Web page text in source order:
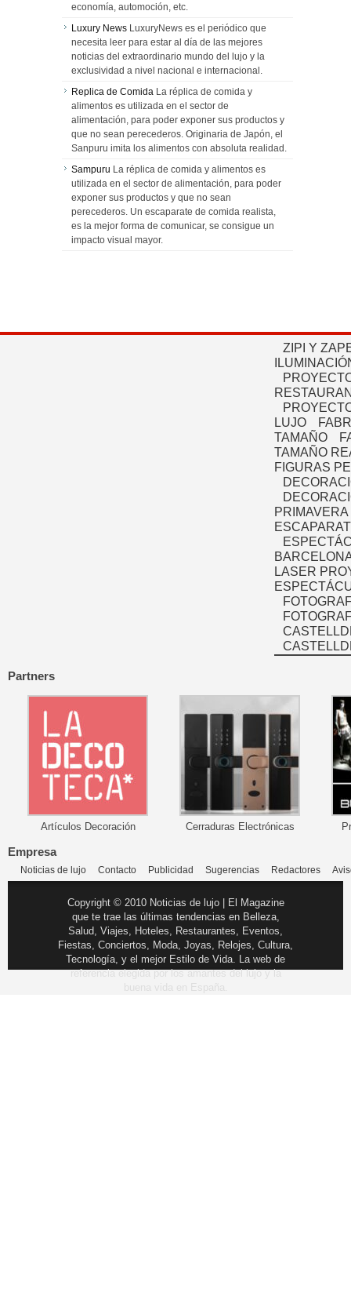
economía, automoción, etc.
Luxury News LuxuryNews es el periódico que
necesita leer para estar al día de las mejores
noticias del extraordinario mundo del lujo y la
exclusividad a nivel nacional e internacional.
Replica de Comida La réplica de comida y
alimentos es utilizada en el sector de
alimentación, para poder exponer sus productos y
que no sean perecederos. Originaria de Japón, el
Sanpuru imita los alimentos con absoluta realidad.
Sampuru La réplica de comida y alimentos es
utilizada en el sector de alimentación, para poder
exponer sus productos y que no sean
perecederos. Un escaparate de comida realista,
es la mejor forma de comunicar, se consigue un
impacto visual mayor.
ZIPI Y
LUJO
TAMAÑO
TAMAÑO
FIGURAS
PRIMAVERA
LASER
Partners
Artículos Decoración Cerraduras Electrónicas
Empresa
Noticias de lujo Contacto Publicidad Sugerencias Redactores
Copyright © 2010 Noticias de lujo | El Magazine
que te trae las últimas tendencias en Belleza,
Salud, Viajes, Hoteles, Restaurantes, Eventos,
Fiestas, Conciertos, Moda, Joyas, Relojes, Cultura,
Tecnología, y el mejor Estilo de Vida. La web de
referencia elegida por los amantes del lujo y la